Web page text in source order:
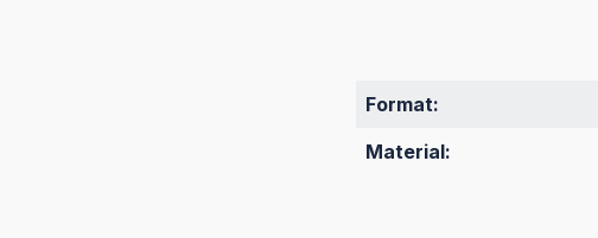
Format:
Material: